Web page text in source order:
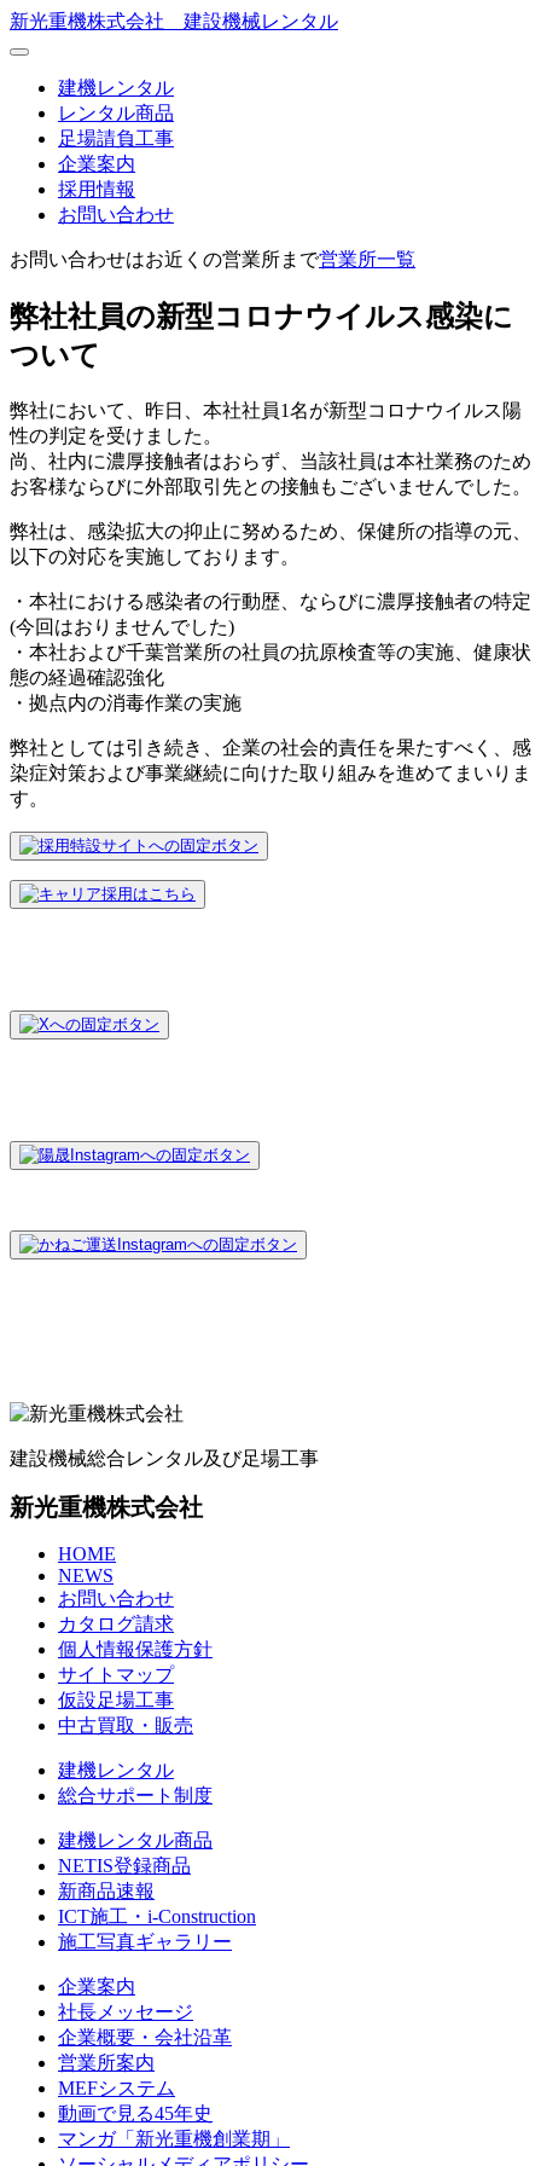
新光重機株式会社 建設機械レンタル
建機レンタル
レンタル商品
足場請負工事
企業案内
採用情報
お問い合わせ
お問い合わせはお近くの営業所まで営業所一覧
弊社社員の新型コロナウイルス感染に
ついて
弊社において、昨日、本社社員1名が新型コロナウイルス陽
性の判定を受けました。
尚、社内に濃厚接触者はおらず、当該社員は本社業務のため
お客様ならびに外部取引先との接触もございませんでした。
弊社は、感染拡大の抑止に努めるため、保健所の指導の元、
以下の対応を実施しております。
・本社における感染者の行動歴、ならびに濃厚接触者の特定
(今回はおりませんでした)
・本社および千葉営業所の社員の抗原検査等の実施、健康状
態の経過確認強化
・拠点内の消毒作業の実施
弊社としては引き続き、企業の社会的責任を果たすべく、感
染症対策および事業継続に向けた取り組みを進めてまいりま
す。
建設機械総合レンタル及び足場工事
新光重機株式会社
HOME
NEWS
お問い合わせ
カタログ請求
個人情報保護方針
サイトマップ
仮設足場工事
中古買取・販売
建機レンタル
総合サポート制度
建機レンタル商品
NETIS登録商品
新商品速報
ICT施工・i-Construction
施工写真ギャラリー
企業案内
社長メッセージ
企業概要・会社沿革
営業所案内
MEFシステム
動画で見る45年史
マンガ「新光重機創業期」